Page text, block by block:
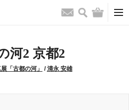
お問い合わせ
検索 バッグ
河2 京都2
「古都の河」 /清永 安雄